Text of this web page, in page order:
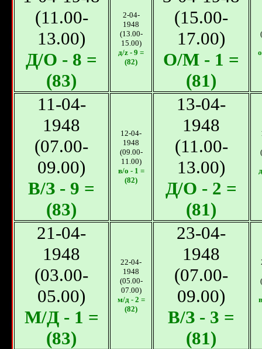
(11.00-
13.00)
Д/O - 8 =
(83)
2-04-
1948
(13.00-
15.00)
д/z - 9 =
(82)
(15.00-
17.00)
О/M - 1 =
(81)
11-04-
1948
(07.00-
09.00)
В/З - 9 =
(83)
12-04-
1948
(09.00-
11.00)
в/o - 1 =
(82)
13-04-
1948
(11.00-
13.00)
Д/O - 2 =
(81)
21-04-
1948
(03.00-
05.00)
М/Д - 1 =
(83)
22-04-
1948
(05.00-
07.00)
м/д - 2 =
(82)
23-04-
1948
(07.00-
09.00)
В/З - 3 =
(81)